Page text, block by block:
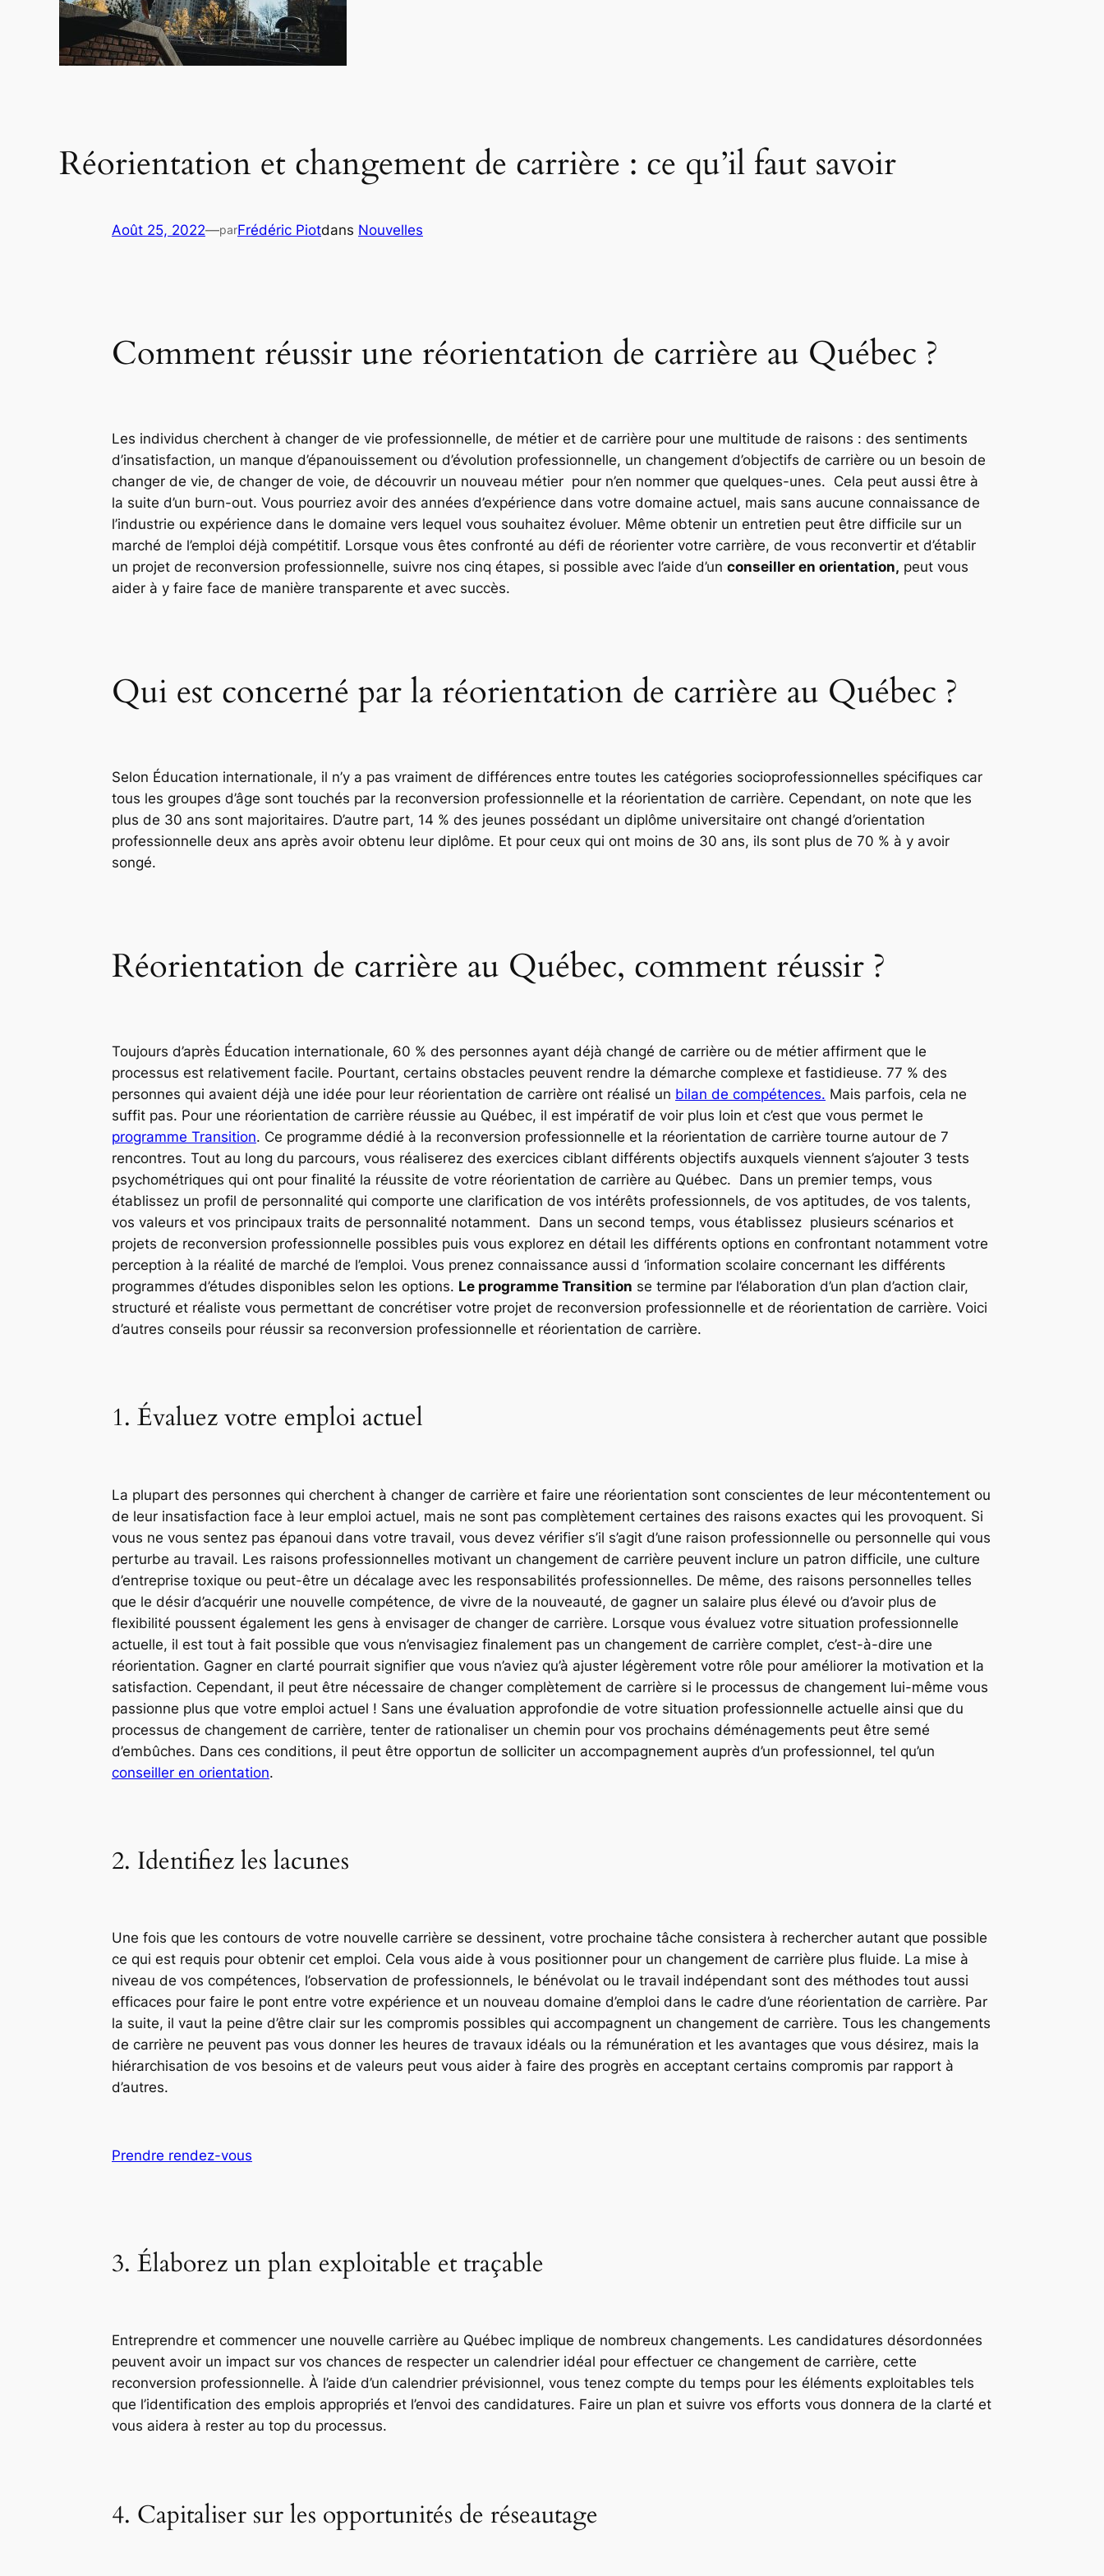
Réorientation et changement de carrière : ce qu’il faut savoir
Août 25, 2022—parFrédéric Piotdans Nouvelles
Comment réussir une réorientation de carrière au Québec ?
Les individus cherchent à changer de vie professionnelle, de métier et de carrière pour une multitude de raisons : des sentiments
d’insatisfaction, un manque d’épanouissement ou d’évolution professionnelle, un changement d’objectifs de carrière ou un besoin de
changer de vie, de changer de voie, de découvrir un nouveau métier pour n’en nommer que quelques-unes. Cela peut aussi être à
la suite d’un burn-out. Vous pourriez avoir des années d’expérience dans votre domaine actuel, mais sans aucune connaissance de
l’industrie ou expérience dans le domaine vers lequel vous souhaitez évoluer. Même obtenir un entretien peut être difficile sur un
marché de l’emploi déjà compétitif. Lorsque vous êtes confronté au défi de réorienter votre carrière, de vous reconvertir et d’établir
un projet de reconversion professionnelle, suivre nos cinq étapes, si possible avec l’aide d’un conseiller en orientation, peut vous
aider à y faire face de manière transparente et avec succès.
Qui est concerné par la réorientation de carrière au Québec ?
Selon Éducation internationale, il n’y a pas vraiment de différences entre toutes les catégories socioprofessionnelles spécifiques car
tous les groupes d’âge sont touchés par la reconversion professionnelle et la réorientation de carrière. Cependant, on note que les
plus de 30 ans sont majoritaires. D’autre part, 14 % des jeunes possédant un diplôme universitaire ont changé d’orientation
professionnelle deux ans après avoir obtenu leur diplôme. Et pour ceux qui ont moins de 30 ans, ils sont plus de 70 % à y avoir
songé.
Réorientation de carrière au Québec, comment réussir ?
Toujours d’après Éducation internationale, 60 % des personnes ayant déjà changé de carrière ou de métier affirment que le
processus est relativement facile. Pourtant, certains obstacles peuvent rendre la démarche complexe et fastidieuse. 77 % des
personnes qui avaient déjà une idée pour leur réorientation de carrière ont réalisé un bilan de compétences. Mais parfois, cela ne
suffit pas. Pour une réorientation de carrière réussie au Québec, il est impératif de voir plus loin et c’est que vous permet le
programme Transition. Ce programme dédié à la reconversion professionnelle et la réorientation de carrière tourne autour de 7
rencontres. Tout au long du parcours, vous réaliserez des exercices ciblant différents objectifs auxquels viennent s’ajouter 3 tests
psychométriques qui ont pour finalité la réussite de votre réorientation de carrière au Québec. Dans un premier temps, vous
établissez un profil de personnalité qui comporte une clarification de vos intérêts professionnels, de vos aptitudes, de vos talents,
vos valeurs et vos principaux traits de personnalité notamment. Dans un second temps, vous établissez plusieurs scénarios et
projets de reconversion professionnelle possibles puis vous explorez en détail les différents options en confrontant notamment votre
perception à la réalité de marché de l’emploi. Vous prenez connaissance aussi d ‘information scolaire concernant les différents
programmes d’études disponibles selon les options. Le programme Transition se termine par l’élaboration d’un plan d’action clair,
structuré et réaliste vous permettant de concrétiser votre projet de reconversion professionnelle et de réorientation de carrière. Voici
d’autres conseils pour réussir sa reconversion professionnelle et réorientation de carrière.
1. Évaluez votre emploi actuel
La plupart des personnes qui cherchent à changer de carrière et faire une réorientation sont conscientes de leur mécontentement ou
de leur insatisfaction face à leur emploi actuel, mais ne sont pas complètement certaines des raisons exactes qui les provoquent. Si
vous ne vous sentez pas épanoui dans votre travail, vous devez vérifier s’il s’agit d’une raison professionnelle ou personnelle qui vous
perturbe au travail. Les raisons professionnelles motivant un changement de carrière peuvent inclure un patron difficile, une culture
d’entreprise toxique ou peut-être un décalage avec les responsabilités professionnelles. De même, des raisons personnelles telles
que le désir d’acquérir une nouvelle compétence, de vivre de la nouveauté, de gagner un salaire plus élevé ou d’avoir plus de
flexibilité poussent également les gens à envisager de changer de carrière. Lorsque vous évaluez votre situation professionnelle
actuelle, il est tout à fait possible que vous n’envisagiez finalement pas un changement de carrière complet, c’est-à-dire une
réorientation. Gagner en clarté pourrait signifier que vous n’aviez qu’à ajuster légèrement votre rôle pour améliorer la motivation et la
satisfaction. Cependant, il peut être nécessaire de changer complètement de carrière si le processus de changement lui-même vous
passionne plus que votre emploi actuel ! Sans une évaluation approfondie de votre situation professionnelle actuelle ainsi que du
processus de changement de carrière, tenter de rationaliser un chemin pour vos prochains déménagements peut être semé
d’embûches. Dans ces conditions, il peut être opportun de solliciter un accompagnement auprès d’un professionnel, tel qu’un
conseiller en orientation.
2. Identifiez les lacunes
Une fois que les contours de votre nouvelle carrière se dessinent, votre prochaine tâche consistera à rechercher autant que possible
ce qui est requis pour obtenir cet emploi. Cela vous aide à vous positionner pour un changement de carrière plus fluide. La mise à
niveau de vos compétences, l’observation de professionnels, le bénévolat ou le travail indépendant sont des méthodes tout aussi
efficaces pour faire le pont entre votre expérience et un nouveau domaine d’emploi dans le cadre d’une réorientation de carrière. Par
la suite, il vaut la peine d’être clair sur les compromis possibles qui accompagnent un changement de carrière. Tous les changements
de carrière ne peuvent pas vous donner les heures de travaux idéals ou la rémunération et les avantages que vous désirez, mais la
hiérarchisation de vos besoins et de valeurs peut vous aider à faire des progrès en acceptant certains compromis par rapport à
d’autres.
Prendre rendez-vous
3. Élaborez un plan exploitable et traçable
Entreprendre et commencer une nouvelle carrière au Québec implique de nombreux changements. Les candidatures désordonnées
peuvent avoir un impact sur vos chances de respecter un calendrier idéal pour effectuer ce changement de carrière, cette
reconversion professionnelle. À l’aide d’un calendrier prévisionnel, vous tenez compte du temps pour les éléments exploitables tels
que l’identification des emplois appropriés et l’envoi des candidatures. Faire un plan et suivre vos efforts vous donnera de la clarté et
vous aidera à rester au top du processus.
4. Capitaliser sur les opportunités de réseautage